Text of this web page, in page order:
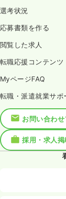
選考状況
応募書類を作る
閲覧した求人
転職応援コンテンツ
MyページFAQ
転職・派遣就業サ
お問い合わ
採用・求人